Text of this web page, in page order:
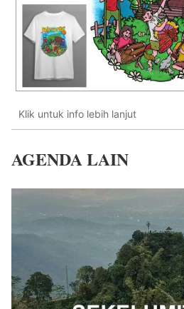
Klik untuk info lebih lanjut
AGENDA LAIN